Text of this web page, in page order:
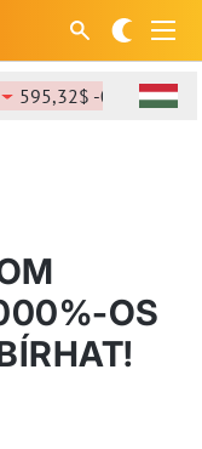
-0,05%
OS